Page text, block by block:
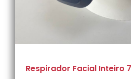
Respirador Facial Inteiro